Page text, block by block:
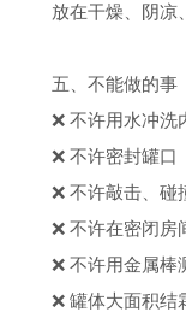
放在干燥、阴凉
五、不能做的事
❌ 不许用水冲洗
❌ 不许密封罐口
❌ 不许敲击、碰
❌ 不许在密闭房
❌ 不许用金属棒
❌ 罐体大面积结